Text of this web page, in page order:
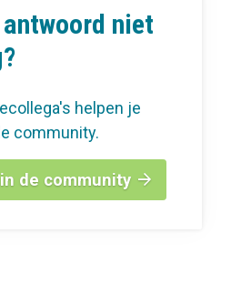
niet
helpen je
community.
de community